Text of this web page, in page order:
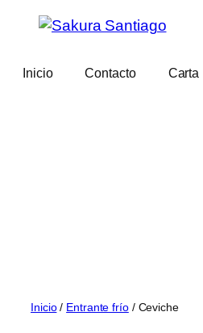
Saltar
contenido
Inicio Contacto Carta
Inicio/ Entrante frío/ Ceviche